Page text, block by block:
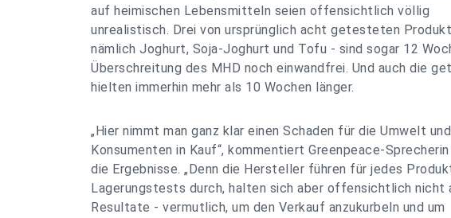
auf heimischen Lebensmitteln seien offensichtlich völlig
unrealistisch. Drei von ursprünglich acht getesteten
nämlich Joghurt, Soja-Joghurt und Tofu - sind sogar 12
Überschreitung des MHD noch einwandfrei. Und auch die
hielten immerhin mehr als 10 Wochen länger.
„Hier nimmt man ganz klar einen Schaden für die Umwelt
Konsumenten in Kauf“, kommentiert Greenpeace-Sprecherin
die Ergebnisse. „Denn die Hersteller führen für jedes
Lagerungstests durch, halten sich aber offensichtlich nicht
Resultate - vermutlich, um den Verkauf anzukurbeln und um